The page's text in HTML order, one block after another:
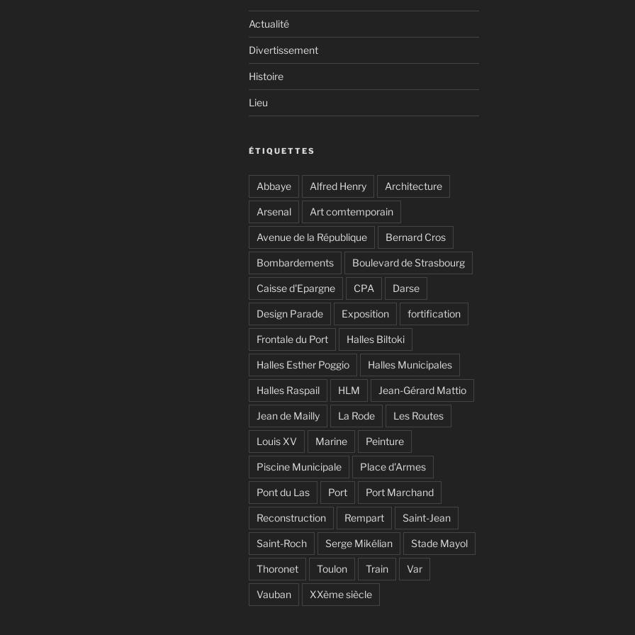
Actualité
Divertissement
Histoire
Lieu
ÉTIQUETTES
Abbaye Alfred Henry Architecture
Arsenal Art comtemporain
Avenue de la République Bernard Cros
Bombardements Boulevard de Strasbourg
Caisse d'Epargne CPA Darse
Design Parade Exposition fortification
Frontale du Port Halles Biltoki
Halles Esther Poggio Halles Municipales
Halles Raspail HLM Jean-Gérard Mattio
Jean de Mailly La Rode Les Routes
Louis XV Marine Peinture
Piscine Municipale Place d'Armes
Pont du Las Port Port Marchand
Reconstruction Rempart Saint-Jean
Saint-Roch Serge Mikélian Stade Mayol
Thoronet Toulon Train Var
Vauban XXème siècle